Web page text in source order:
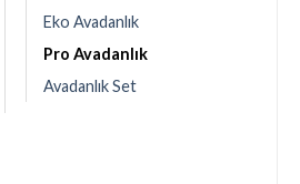
Eko Avadanlık
Pro Avadanlık
Avadanlık Set